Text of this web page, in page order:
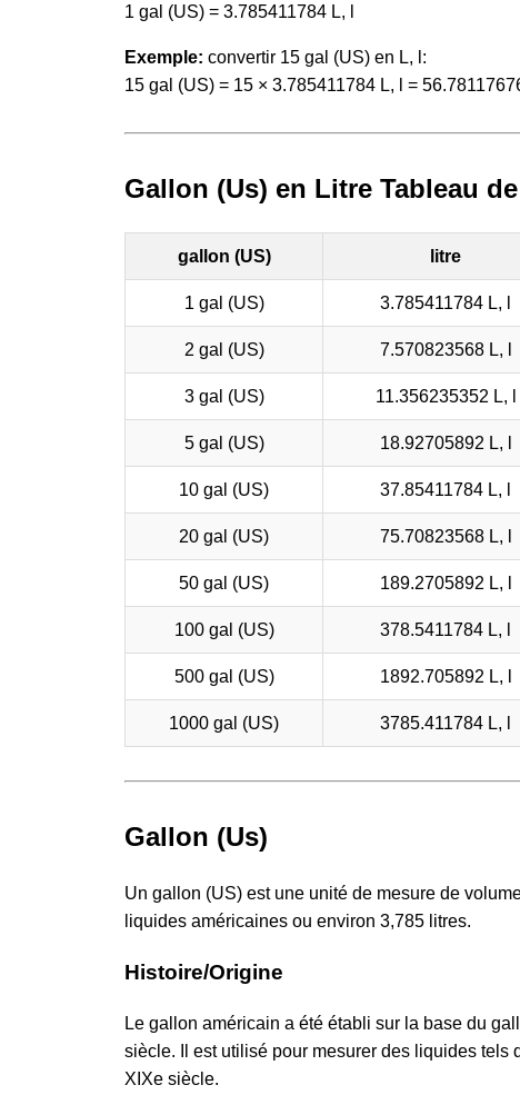
1 gal (US) = 3.785411784 L, l
Exemple: convertir 15 gal (US) en L, l:
15 gal (US) = 15 × 3.785411784 L, l = 56.78117676
Gallon (Us) en Litre Tableau
gallon (US) litre
1 gal (US) 3.785411784 L, l
2 gal (US) 7.570823568 L, l
3 gal (US) 11.356235352 L, l
5 gal (US) 18.92705892 L, l
10 gal (US) 37.85411784 L, l
20 gal (US) 75.70823568 L, l
50 gal (US) 189.2705892 L, l
100 gal (US) 378.5411784 L, l
500 gal (US) 1892.705892 L, l
1000 gal (US) 3785.411784 L, l
Gallon (Us)
Un gallon (US) est une unité de mesure de
liquides américaines ou environ 3,785 litres.
Histoire/Origine
Le gallon américain a été établi sur la base du
siècle. Il est utilisé pour mesurer des liquides
XIXe siècle.